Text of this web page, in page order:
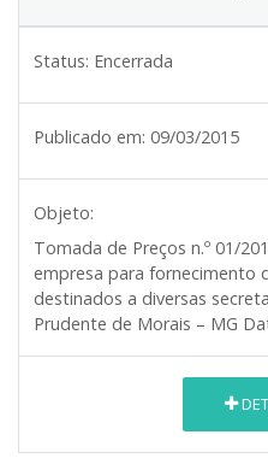
Status: Encerrada
Publicado em: 09/03/2015
Objeto:
Tomada de Preços n.º 01/
empresa para fornecimento
destinados a diversas
Prudente de Morais – MG